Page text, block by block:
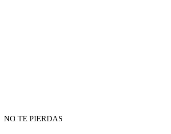
NO TE PIERDAS